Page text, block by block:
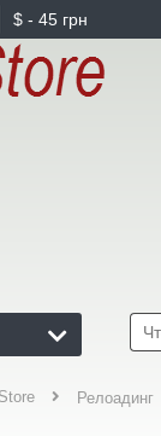
$ - 45 грн
Релоадинг